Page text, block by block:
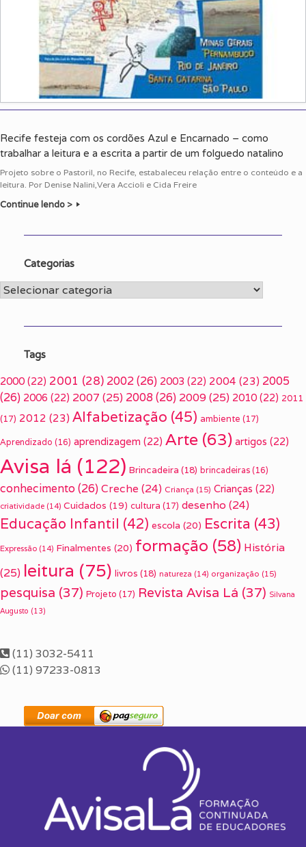
Recife festeja com os cordões Azul e Encarnado – como
trabalhar a leitura e a escrita a partir de um folguedo natalino
Projeto sobre o Pastoril, no Recife, estabaleceu relação entre o conteúdo e a
leitura. Por Denise Nalini,Vera Accioli e Cida Freire
Continue lendo >
Categorias
Categorias
Tags
2000 (22) 2001 (28) 2002(26) 2003 (22) 2004 (23) 2005
(26) 2006 (22) 2007 (25) 2008(26) 2009(25) 2010 (22) 2011
(17) 2012 (23) Alfabetização (45) ambiente (17)
Aprendizado (16) aprendizagem (22) Arte (63) artigos (22)
Avisa lá (122) Brincadeira (18) brincadeiras (16)
conhecimento(26) Creche (24) Criança (15) Crianças (22)
criatividade (14) Cuidados (19) cultura (17) desenho (24)
Educação Infantil (42) escola (20) Escrita (43)
Expressão (14) Finalmentes (20) formação (58) História
(25) leitura (75) livros (18) natureza (14) organização (15)
pesquisa (37) Projeto (17) Revista Avisa Lá (37) Silvana
Augusto (13)
(11) 3032-5411
(11) 97233-0813